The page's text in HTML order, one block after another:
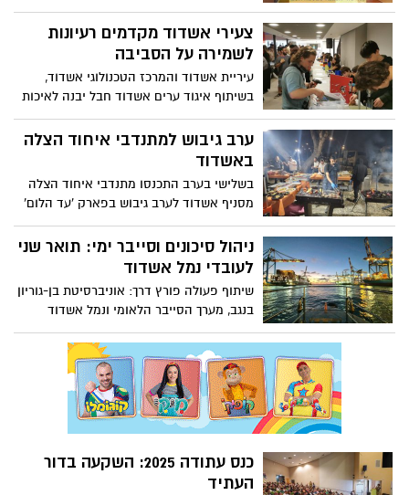
קטנות שהתקיימו במסגרת פעילותו
צעירי אשדוד מקדמים רעיונות
לשמירה על הסביבה
עיריית אשדוד והמרכז הטכנולוגי אשדוד,
בשיתוף איגוד ערים אשדוד חבל יבנה לאיכות
הסביבה וחברת אטיק, יקיימו ביום שלישי,
25.11.25, את אירוע ה-Ecothon העירוני
ערב גיבוש למתנדבי איחוד הצלה
באשדוד
בשלישי בערב התכנסו מתנדבי איחוד הצלה
מסניף אשדוד לערב גיבוש בפארק 'עד הלום'
באשדוד
‏ניהול סיכונים וסייבר ימי: תואר שני
לעובדי נמל אשדוד
שיתוף פעולה פורץ דרך: אוניברסיטת בן-גוריון
בנגב, מערך הסייבר הלאומי ונמל אשדוד
משיקים תואר שני בסייבר ימי וניהול סיכונים
כנס עתודה 2025: השקעה בדור
העתיד